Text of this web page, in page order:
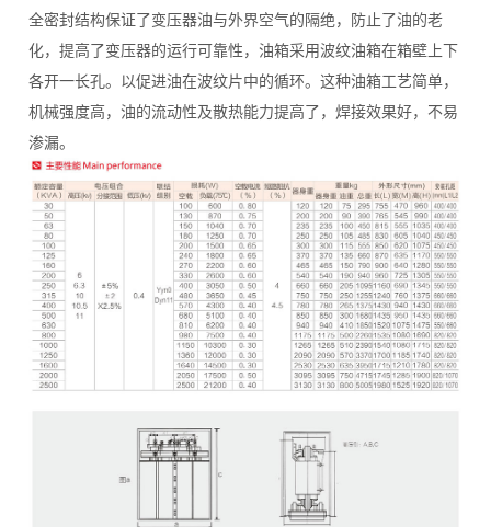
全密封结构保证了变压器油与外界空气的隔绝，防止了油的老
化，提高了变压器的运行可靠性，油箱采用波纹油箱在箱壁上下
各开一长孔。以促进油在波纹片中的循环。这种油箱工艺简单，
机械强度高，油的流动性及散热能力提高了，焊接效果好，不易
渗漏。